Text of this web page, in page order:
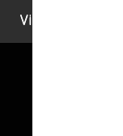
Vi ste ovdje: